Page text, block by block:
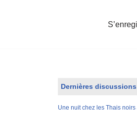
Dernières discussions
Une nuit chez les Thais